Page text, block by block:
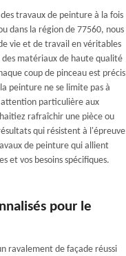
travaux de peinture à la fois
dans la région de 77560, nous
vie et de travail en véritables
matériaux de haute qualité
coup de pinceau est précis
peinture ne se limite pas à
attention particulière aux
rafraîchir une pièce ou
qui résistent à l'épreuve
de peinture qui allient
et vos besoins spécifiques.
pour le
ravalement de façade réussi